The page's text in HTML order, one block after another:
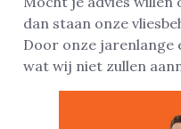
dan staan onze
Door onze
wat wij niet zullen